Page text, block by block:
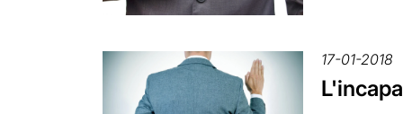
17-01-2018